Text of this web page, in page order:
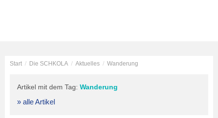
Start / Die SCHKOLA / Aktuelles / Wanderung
Artikel mit dem Tag: Wanderung
» alle Artikel